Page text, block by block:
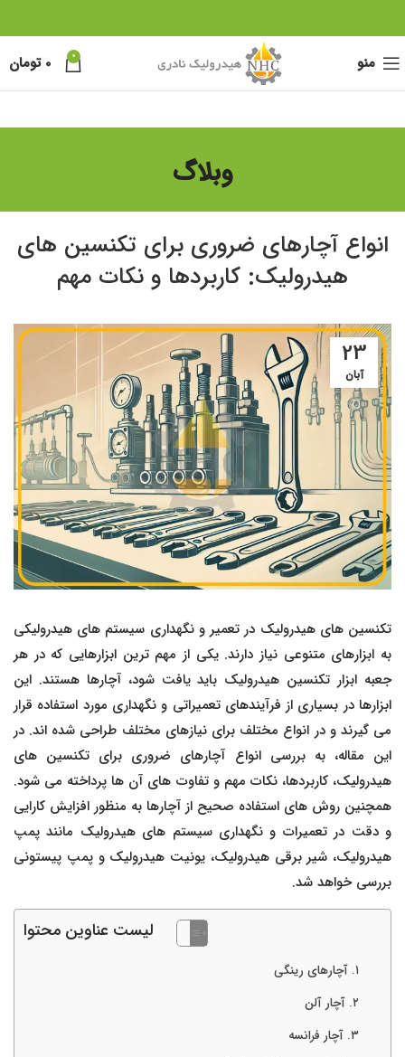
منو 0
0 تومان
وبلاگ
انواع آچارهای ضروری برای تکنسین های
هیدرولیک: کاربردها و نکات مهم
23
آبان
تکنسین های هیدرولیک در تعمیر و نگهداری سیستم های هیدرولیکی
به ابزارهای متنوعی نیاز دارند. یکی از مهم ترین ابزارهایی که در هر
جعبه ابزار تکنسین هیدرولیک باید یافت شود، آچارها هستند. این
ابزارها در بسیاری از فرآیندهای تعمیراتی و نگهداری مورد استفاده قرار
می گیرند و در انواع مختلف برای نیازهای مختلف طراحی شده اند. در
این مقاله، به بررسی انواع آچارهای ضروری برای تکنسین های
هیدرولیک، کاربردها، نکات مهم و تفاوت های آن ها پرداخته می شود.
همچنین روش های استفاده صحیح از آچارها به منظور افزایش کارایی
و دقت در تعمیرات و نگهداری سیستم های هیدرولیک مانند پمپ
هیدرولیک، شیر برقی هیدرولیک، یونیت هیدرولیک و پمپ پیستونی
بررسی خواهد شد.
لیست عناوین محتوا
۱. آچارهای رینگی
۲. آچار آلن
۳. آچار فرانسه